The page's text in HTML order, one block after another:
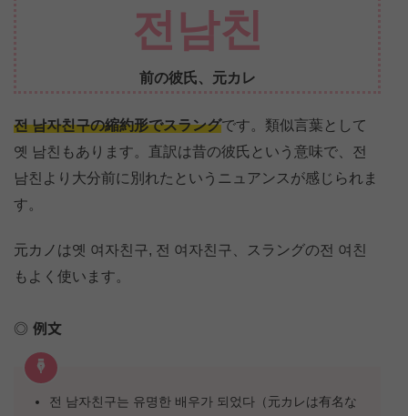
전남친
前の彼氏、元カレ
전 남자친구の縮約形でスラングです。類似言葉として
옛 남친もあります。直訳は昔の彼氏という意味で、전
남친より大分前に別れたというニュアンスが感じられま
す。
元カノは옛 여자친구, 전 여자친구、スラングの전 여친
もよく使います。
例文
전 남자친구는 유명한 배우가 되었다（元カレは有名な